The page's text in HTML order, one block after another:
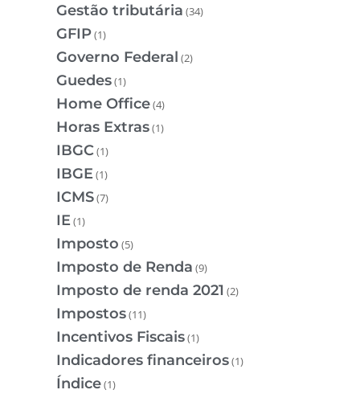
Gestão tributária (34)
GFIP(1)
Governo Federal (2)
Guedes(1)
Home Office(4)
Horas Extras(1)
IBGC(1)
IBGE(1)
ICMS(7)
IE(1)
Imposto (5)
Imposto de Renda (9)
Imposto de renda 2021 (2)
Impostos(11)
Incentivos Fiscais(1)
Indicadores financeiros(1)
Índice(1)